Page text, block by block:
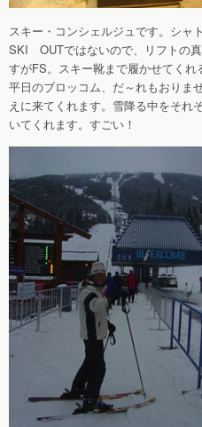
スキー・コンシェルジュです。シ
SKI OUTではないので、リフトの
すがFS。スキー靴まで履かせてくれ
平日のブロッコム、だ～れもおりま
えに来てくれます。雪降る中をそれ
いてくれます。すごい！